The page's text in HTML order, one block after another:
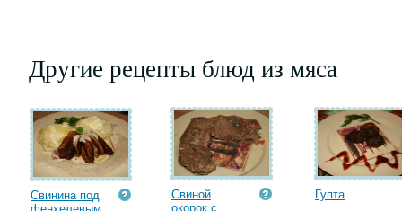
Другие рецепты блюд из мяса
Свинина под
Свиной
окорок с
Гупта